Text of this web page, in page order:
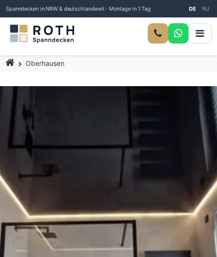
Spanndecken in NRW & deutschlandweit · Montage in 1 Tag DE RU
Startseite
Oberhausen